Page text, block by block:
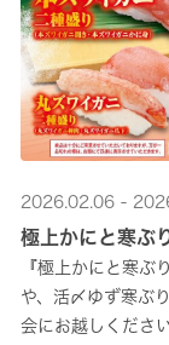
2026.02.06 -
極上かにと寒ぶ
『極上かにと寒ぶ
や、活〆ゆず寒ぶ
会にお越しくださ